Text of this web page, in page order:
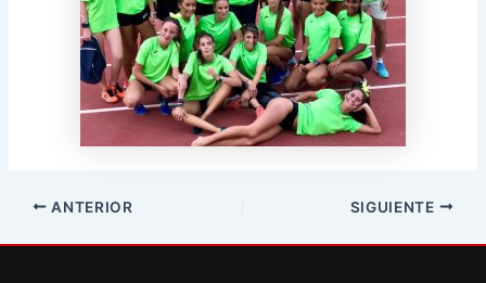
ANTERIOR SIGUIENTE